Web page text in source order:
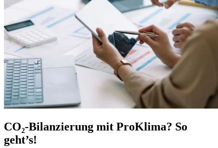
CO₂-Bilanzierung mit ProKlima? So
geht’s!